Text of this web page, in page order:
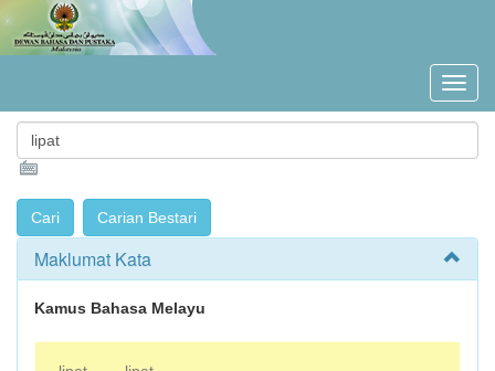
Maklumat Kata
Kamus Bahasa Melayu